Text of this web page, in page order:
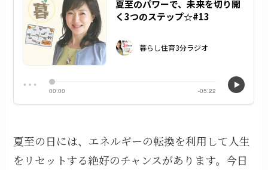
夏至の日には、エネルギーの転換を利用して人生
をリセットする絶好のチャンスがあります。今日